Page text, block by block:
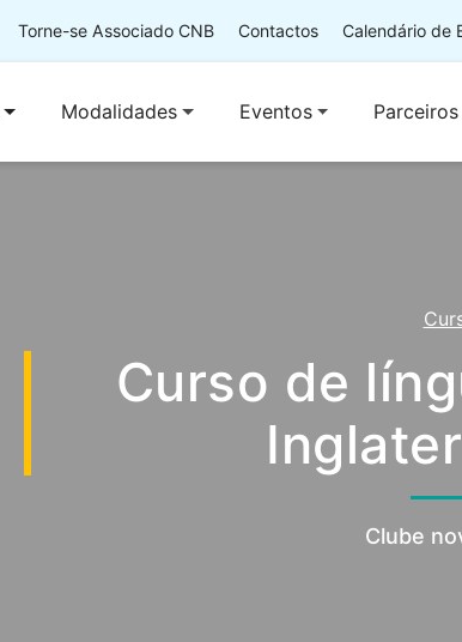
Torne-se Associado CNB Contactos Calendário de
Modalidades Eventos Parceiros
Curso de
Clube